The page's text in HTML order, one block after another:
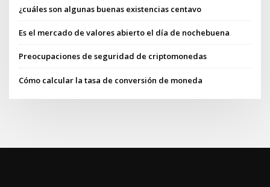
¿cuáles son algunas buenas existencias centavo
Es el mercado de valores abierto el día de nochebuena
Preocupaciones de seguridad de criptomonedas
Cómo calcular la tasa de conversión de moneda